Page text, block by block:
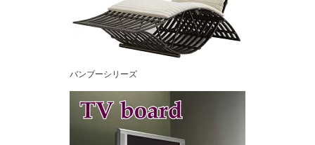
バンブーシリーズ